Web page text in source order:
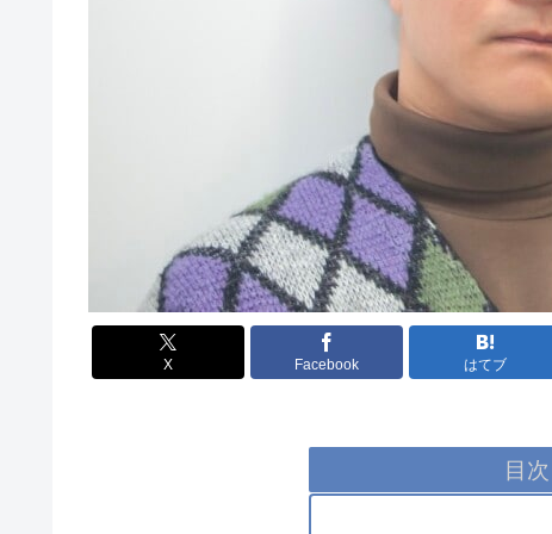
X Facebook はてブ
目次